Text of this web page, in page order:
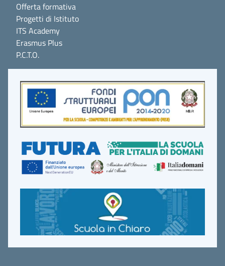
Offerta formativa
Progetti di Istituto
ITS Academy
Erasmus Plus
P.C.T.O.